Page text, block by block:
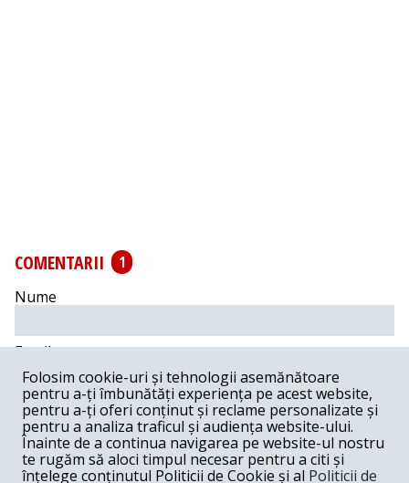
COMENTARII
1
Nume
Email
Comentariu
Folosim cookie-uri și tehnologii asemănătoare
pentru a-ți îmbunătăți experiența pe acest website,
pentru a-ți oferi conținut și reclame personalizate și
pentru a analiza traficul și audiența website-ului.
Înainte de a continua navigarea pe website-ul nostru
te rugăm să aloci timpul necesar pentru a citi și
înțelege conținutul Politicii de Cookie și al Politicii de